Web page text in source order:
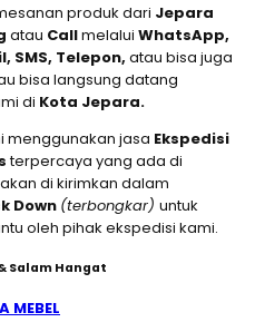
produk dari Jepara
atau Callmelalui WhatsApp,
SMS, Telepon, atau bisa juga
bisa langsung datang
di Kota Jepara.
menggunakan jasa Ekspedisi
terpercaya yang ada di
di kirimkan dalam
Down (terbongkar) untuk
oleh pihak ekspedisi kami.
Salam Hangat
MEBEL